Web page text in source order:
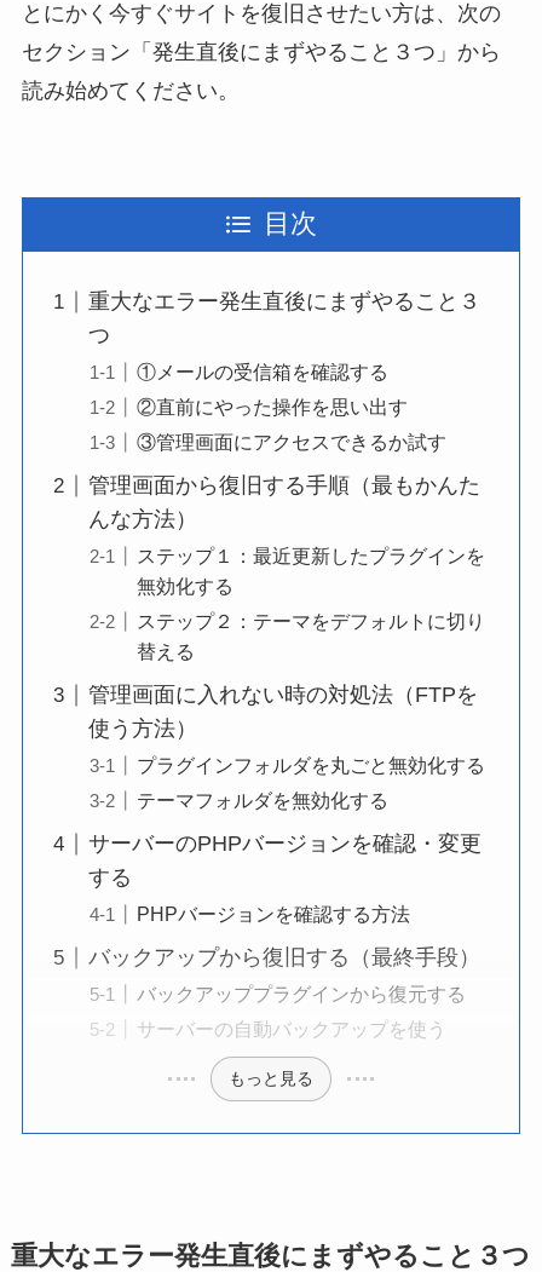
とにかく今すぐサイトを復旧させたい方は、次の
セクション「発生直後にまずやること３つ」から
読み始めてください。
目次
重大なエラー発生直後にまずやること３
つ
①メールの受信箱を確認する
②直前にやった操作を思い出す
③管理画面にアクセスできるか試す
管理画面から復旧する手順（最もかんた
んな方法）
ステップ１：最近更新したプラグインを
無効化する
ステップ２：テーマをデフォルトに切り
替える
管理画面に入れない時の対処法（FTPを
使う方法）
プラグインフォルダを丸ごと無効化する
テーマフォルダを無効化する
サーバーのPHPバージョンを確認・変更
する
PHPバージョンを確認する方法
バックアップから復旧する（最終手段）
バックアッププラグインから復元する
サーバーの自動バックアップを使う
もっと見る
重大なエラー発生直後にまずやること３つ